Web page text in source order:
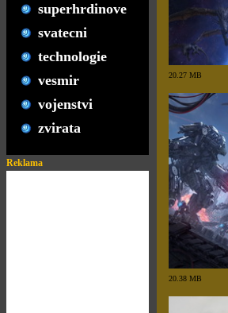
superhrdinove
svatecni
technologie
vesmir
vojenstvi
zvirata
Reklama
20.27 MB
20.38 MB